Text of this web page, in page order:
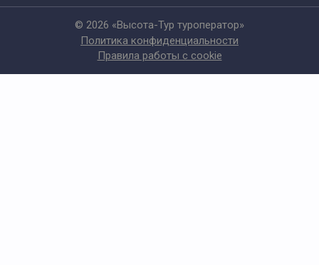
© 2026 «Высота-Тур туроператор»
Политика конфиденциальности
Правила работы с cookie